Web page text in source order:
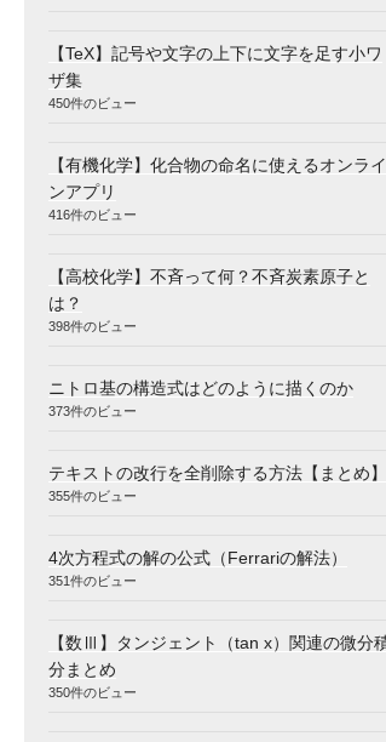
【TeX】記号や文字の上下に文字を足す小ワ
ザ集
450件のビュー
【有機化学】化合物の命名に使えるオンライ
ンアプリ
416件のビュー
【高校化学】不斉って何？不斉炭素原子と
は？
398件のビュー
ニトロ基の構造式はどのように描くのか
373件のビュー
テキストの改行を全削除する方法【まとめ】
355件のビュー
4次方程式の解の公式（Ferrariの解法）
351件のビュー
【数Ⅲ】タンジェント（tan x）関連の微分
分まとめ
350件のビュー